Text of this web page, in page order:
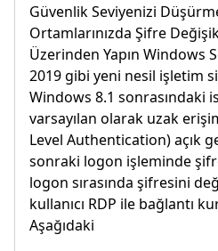
Güvenlik Seviyenizi
Ortamlarınızda Şifre
Üzerinden Yapın Windows
2019 gibi yeni nesil işletim
Windows 8.1 sonrasındaki
varsayılan olarak uzak
Level Authentication) açık
sonraki logon işleminde
logon sırasında şifresini
kullanıcı RDP ile bağlantı
Aşağıdaki